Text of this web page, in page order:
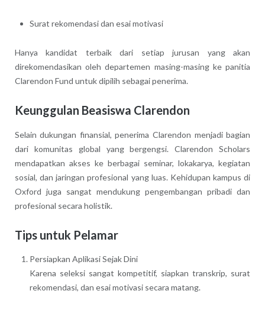
Surat rekomendasi dan esai motivasi
Hanya kandidat terbaik dari setiap jurusan yang akan
direkomendasikan oleh departemen masing-masing ke panitia
Clarendon Fund untuk dipilih sebagai penerima.
Keunggulan Beasiswa Clarendon
Selain dukungan finansial, penerima Clarendon menjadi bagian
dari komunitas global yang bergengsi. Clarendon Scholars
mendapatkan akses ke berbagai seminar, lokakarya, kegiatan
sosial, dan jaringan profesional yang luas. Kehidupan kampus di
Oxford juga sangat mendukung pengembangan pribadi dan
profesional secara holistik.
Tips untuk Pelamar
Persiapkan Aplikasi Sejak Dini
Karena seleksi sangat kompetitif, siapkan transkrip, surat
rekomendasi, dan esai motivasi secara matang.